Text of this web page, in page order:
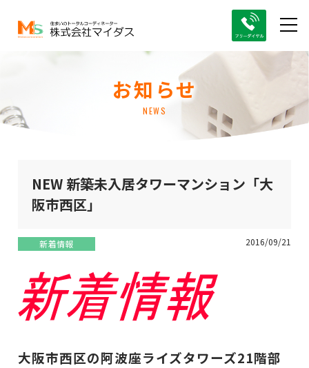
お知らせ
NEWS
NEW 新築未入居タワーマンション「大
阪市西区」
新着情報 2016/09/21
大阪市西区の阿波座ライズタワーズ21階部